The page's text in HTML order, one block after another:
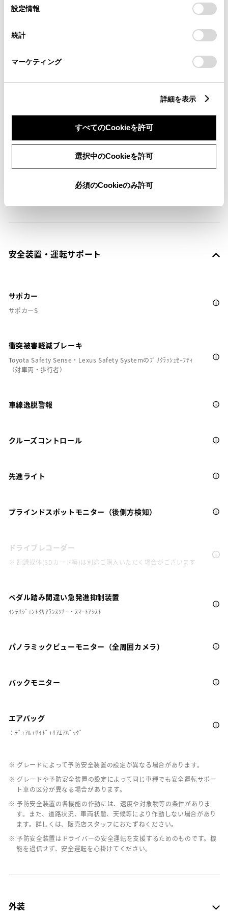
デバイスにすべてのCookie(クッキー)が保存されることに同
意したことになります。Cookie(クッキー)のオプトアウト、
設定の変更、同意を撤回したりするにあたっては、当社の
「Cookie（クッキー）情報の取り扱いについて
」をご覧くだ
設定情報
統計
マーケティング
詳細を表示
すべてのCookieを許可
選択中のCookieを許可
必須のCookieのみ許可
ABS
ETC
※ セットアップ費用は別途申し受けます
安全装置・運転サポート
サポカー
サポカーS
衝突被害軽減ブレーキ
Toyota Safety Sense・Lexus Safety Systemのﾌﾟﾘｸﾗｯｼｭｾｰﾌﾃｨ
（対車両・歩行者）
車線逸脱警報
クルーズコントロール
先進ライト
ブラインドスポットモニター（後側方検知）
ドライブレコーダー
※ 記録媒体(SDカード等)は別途ご購入いただく場合がございます
ペダル踏み間違い急発進抑制装置
ｲﾝﾃﾘｼﾞｪﾝﾄｸﾘｱﾗﾝｽｿﾅｰ・ｽﾏｰﾄｱｼｽﾄ
パノラミックビューモニター（全周囲カメラ）
バックモニター
エアバッグ
：ﾃﾞｭｱﾙ+ｻｲﾄﾞ+ﾘｱｴｱﾊﾞｯｸﾞ
※ グレードによって予防安全装置の設定が異なる場合があります。
※ グレードや予防安全装置の設定によって同じ車種でも安全運転サポー
ト車の区分が異なる場合があります。
※ 予防安全装置の各機能の作動には、速度や対象物等の条件がありま
す。また、道路状況、車両状態、天候等により作動しない場合があり
ます。詳しくは、販売店スタッフにおたずねください。
※ 予防安全装置はドライバーの安全運転を支援するためのものです。機
能を過信せず、安全運転を心掛けてください。
外装